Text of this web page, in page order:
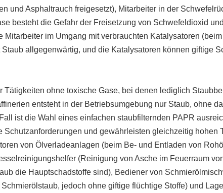
und Asphaltrauch freigesetzt), Mitarbeiter in der
besteht die Gefahr der Freisetzung von Schwefeldioxid
Mitarbeiter im Umgang mit verbrauchten Katalysatoren
allgegenwärtig, und die Katalysatoren können giftige
Tätigkeiten ohne toxische Gase, bei denen lediglich
entsteht in der Betriebsumgebung nur Staub, ohne
ist die Wahl eines einfachen staubfilternden PAPR
Schutzanforderungen und gewährleisten gleichzeitig hohen
von Ölverladeanlagen (beim Be- und Entladen von
(Reinigung von Asche im Feuerraum
die Hauptschadstoffe sind), Bediener von
jedoch ohne giftige flüchtige Stoffe) und